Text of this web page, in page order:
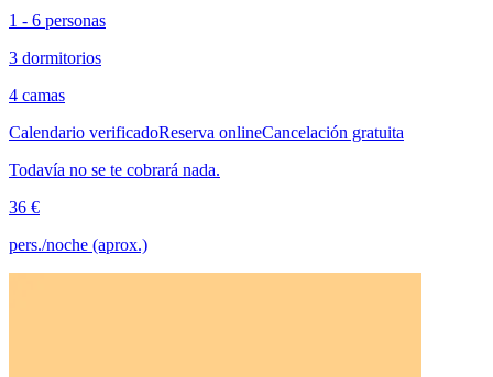
1 - 6 personas
3 dormitorios
4 camas
Calendario verificadoReserva onlineCancelación gratuita
Todavía no se te cobrará nada.
36 €
pers./noche (aprox.)